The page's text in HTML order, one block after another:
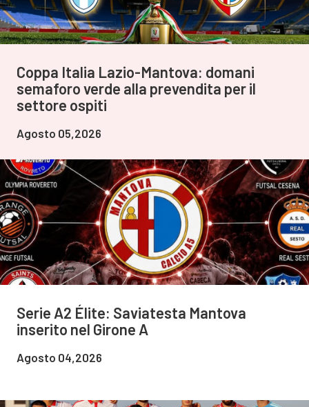
Coppa Italia Lazio-Mantova: domani
semaforo verde alla prevendita per il
settore ospiti
Agosto 05,2026
Serie A2 Élite: Saviatesta Mantova
inserito nel Girone A
Agosto 04,2026